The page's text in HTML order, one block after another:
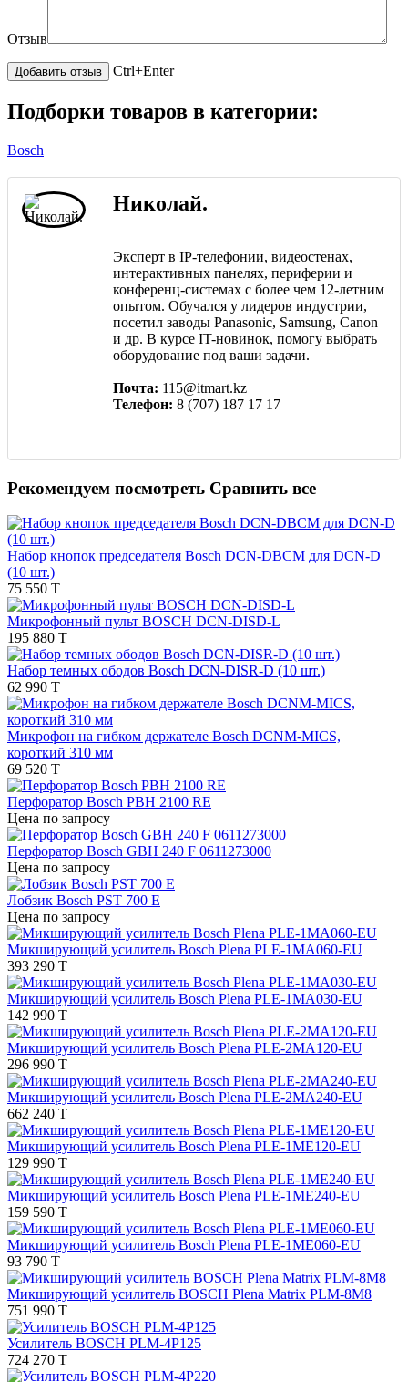
Отзыв
Ctrl+Enter
Подборки товаров в категории:
Bosch
Николай.
Эксперт в IP-телефонии, видеостенах,
интерактивных панелях, периферии и
конференц-системах с более чем 12-летним
опытом. Обучался у лидеров индустрии,
посетил заводы Panasonic, Samsung, Canon
и др. В курсе IT-новинок, помогу выбрать
оборудование под ваши задачи.
Почта: 115@itmart.kz
Телефон: 8 (707) 187 17 17
Рекомендуем посмотреть Сравнить все
Набор кнопок председателя Bosch DCN-DBCM для DCN-D
(10 шт.)
75 550 T
Микрофонный пульт BOSCH DCN-DISD-L
195 880 T
Набор темных ободов Bosch DCN-DISR-D (10 шт.)
62 990 T
Микрофон на гибком держателе Bosch DCNM-MICS,
короткий 310 мм
69 520 T
Перфоратор Bosch PBH 2100 RE
Цена по запросу
Перфоратор Bosch GBH 240 F 0611273000
Цена по запросу
Лобзик Bosch PST 700 E
Цена по запросу
Микширующий усилитель Bosch Plena PLE-1MA060-EU
393 290 T
Микширующий усилитель Bosch Plena PLE-1MA030-EU
142 990 T
Микширующий усилитель Bosch Plena PLE-2MA120-EU
296 990 T
Микширующий усилитель Bosch Plena PLE-2MA240-EU
662 240 T
Микширующий усилитель Bosch Plena PLE-1ME120-EU
129 990 T
Микширующий усилитель Bosch Plena PLE-1ME240-EU
159 590 T
Микширующий усилитель Bosch Plena PLE-1ME060-EU
93 790 T
Микширующий усилитель BOSCH Plena Matrix PLM-8M8
751 990 T
Усилитель BOSCH PLM-4P125
724 270 T